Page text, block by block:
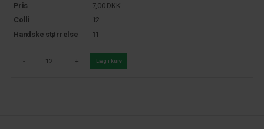
Pris
7,00 DKK
Colli
12
Handske størrelse
11
- + Læg i kurv